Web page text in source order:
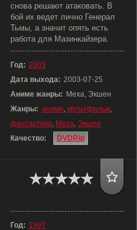
снова решают атаковать. В
бой их ведет лично Генерал
Тьмы, а значит опять есть
работа для Мазинкайзера.
Год: 2003
Дата выхода: 2003-07-25
Аниме жанры: Меха, Экшен
Жанры: аниме, мультфильм,
фантастика, Меха, Экшен
Качество:
DVDRip
Год: 1997